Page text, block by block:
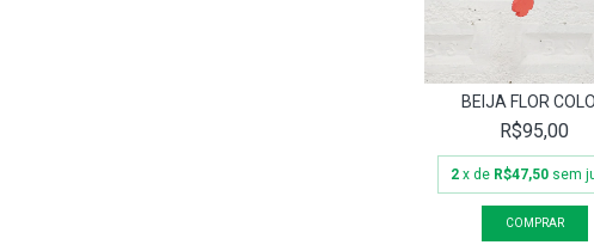
BEIJA FLOR
R$95,00
2 x de R$47,50 sem